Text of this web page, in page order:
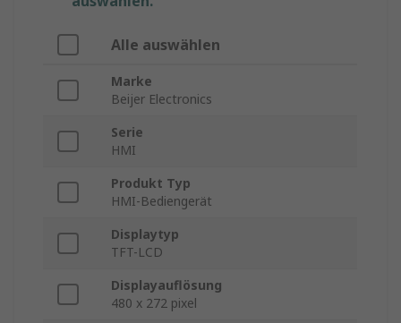
Alle auswählen
Marke
Beijer Electronics
Serie
HMI
Produkt Typ
HMI-Bediengerät
Displaytyp
TFT-LCD
Displayauflösung
480 x 272 pixel